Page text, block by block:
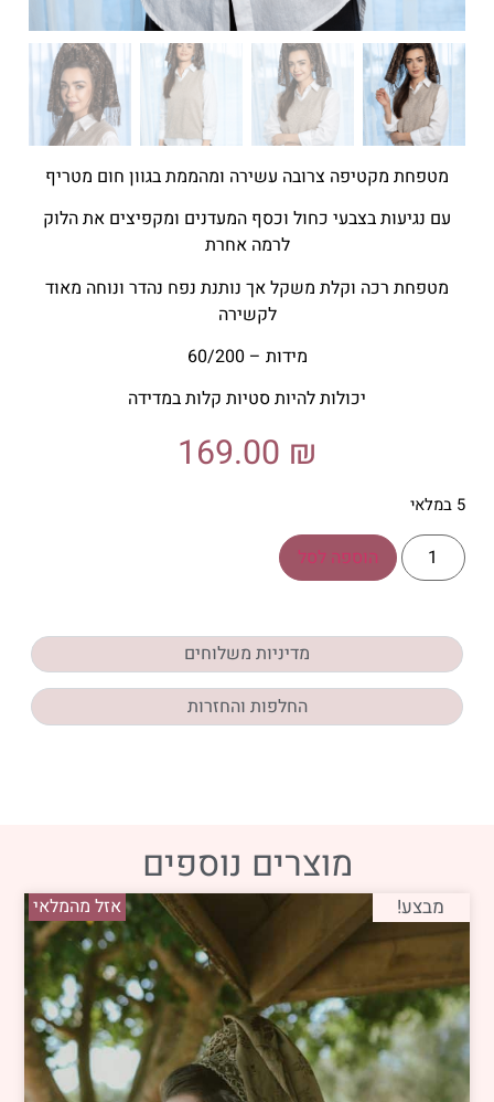
מטפחת מקטיפה צרובה עשירה ומהממת בגוון חום מטריף
עם נגיעות בצבעי כחול וכסף המעדנים ומקפיצים את הלוק
לרמה אחרת
מטפחת רכה וקלת משקל אך נותנת נפח נהדר ונוחה מאוד
לקשירה
מידות – 60/200
יכולות להיות סטיות קלות במדידה
169.00 ₪
5 במלאי
הוספה לסל
מדיניות משלוחים
החלפות והחזרות
מוצרים נוספים
אזל מהמלאי מבצע!